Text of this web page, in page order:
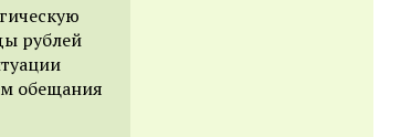
рублей
обещания